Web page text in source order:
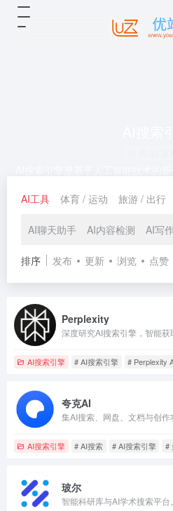
搜索平台，支持AI问答、内容总结
搜索引擎获得更智能、
AI工具 体育 / 运动 旅游 / 出行
AI聊天助手 AI内容检测 AI写
排序 发布 更新 浏览 点赞
Perplexity
深度研究AI搜索引擎，智能获
AI搜索引擎 # AI搜索引擎 # Perplexity
夸克AI
集AI搜索、网盘、文档与创作
AI搜索引擎 # AI搜索 # AI搜索引擎 #
玻尔
智能科研库与AI学术搜索平台。